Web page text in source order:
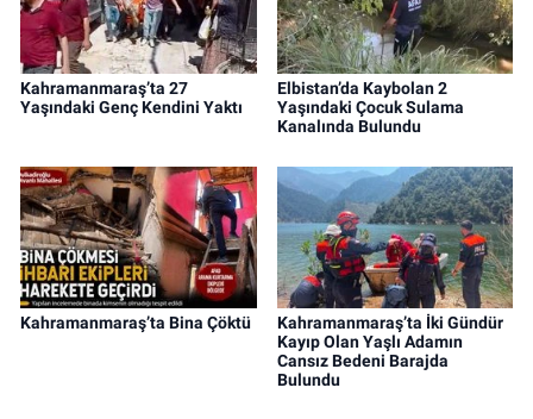
Kahramanmaraş’ta 27
Yaşındaki Genç Kendini Yaktı
Elbistan’da Kaybolan 2
Yaşındaki Çocuk Sulama
Kanalında Bulundu
Kahramanmaraş’ta Bina Çöktü
Kahramanmaraş’ta İki Gündür
Kayıp Olan Yaşlı Adamın
Cansız Bedeni Barajda
Bulundu